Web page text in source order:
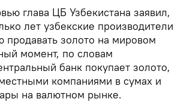
глава ЦБ Узбекистана заявил,
лет узбекские производители
продавать золото на мировом
момент, по словам
банк покупает золото,
компаниями в сумах и
на валютном рынке.